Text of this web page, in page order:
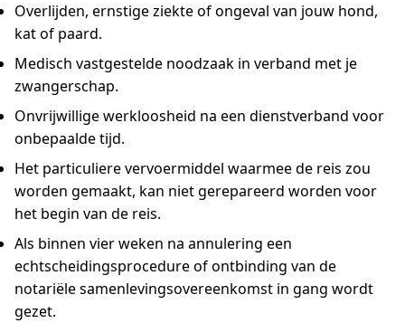
Overlijden, ernstige ziekte of ongeval van jouw hond,
kat of paard.
Medisch vastgestelde noodzaak in verband met je
zwangerschap.
Onvrijwillige werkloosheid na een dienstverband voor
onbepaalde tijd.
Het particuliere vervoermiddel waarmee de reis zou
worden gemaakt, kan niet gerepareerd worden voor
het begin van de reis.
Als binnen vier weken na annulering een
echtscheidingsprocedure of ontbinding van de
notariële samenlevingsovereenkomst in gang wordt
gezet.